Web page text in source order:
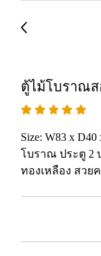
ตู้ไม้โบราณส
Size: W83 x
โบราณ ประตู 2
ทองเหลือง สวย